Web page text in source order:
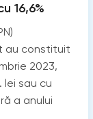
16,6%
au constituit
2023,
sau cu
a anului